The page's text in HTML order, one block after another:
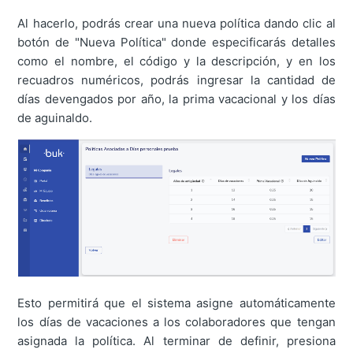
Al hacerlo, podrás crear una nueva política dando clic al
botón de "Nueva Política" donde especificarás detalles
como el nombre, el código y la descripción, y en los
recuadros numéricos, podrás ingresar la cantidad de
días devengados por año, la prima vacacional y los días
de aguinaldo.
Esto permitirá que el sistema asigne automáticamente
los días de vacaciones a los colaboradores que tengan
asignada la política. Al terminar de definir, presiona